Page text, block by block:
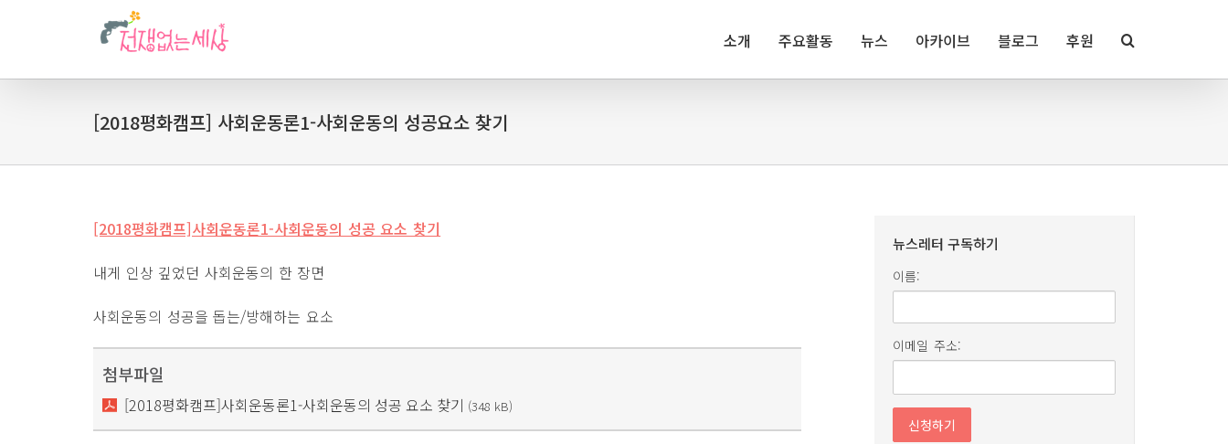
소개 주요활동 뉴스 아카이브 블로그 후원
[2018평화캠프] 사회운동론1-사회운동의 성공요소 찾기
[2018평화캠프]사회운동론1-사회운동의 성공 요소 찾기
내게 인상 깊었던 사회운동의 한 장면
사회운동의 성공을 돕는/방해하는 요소
첨부파일
[2018평화캠프]사회운동론1-사회운동의 성공 요소 찾기 (348 kB)
뉴스레터 구독하기
이름:
이메일 주소: